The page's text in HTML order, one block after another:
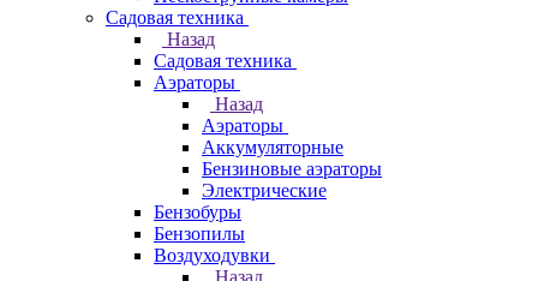
Садовая техника
Назад
Садовая техника
Аэраторы
Назад
Аэраторы
Аккумуляторные
Бензиновые аэраторы
Электрические
Бензобуры
Бензопилы
Воздуходувки
Назад